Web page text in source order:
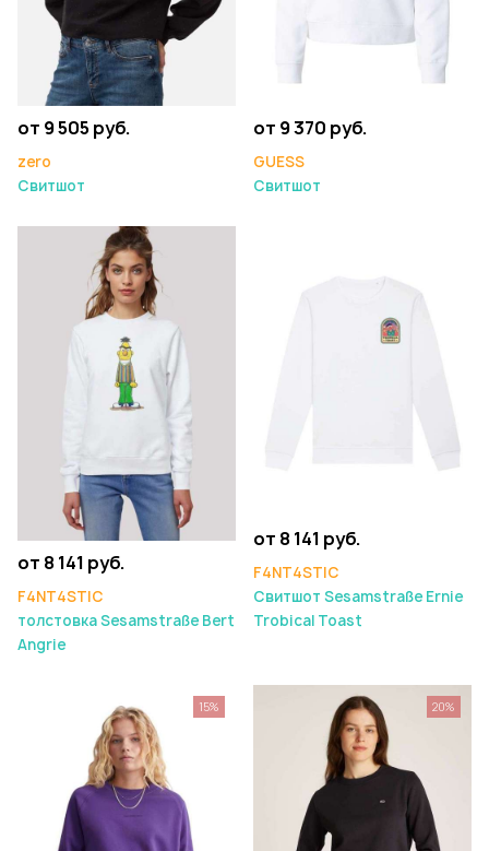
от 9 505 руб.
zero
Свитшот
от 9 370 руб.
GUESS
Свитшот
от 8 141 руб.
F4NT4STIC
толстовка Sesamstraße Bert
Angrie
от 8 141 руб.
F4NT4STIC
Свитшот Sesamstraße Ernie
Trobical Toast
15% 20%